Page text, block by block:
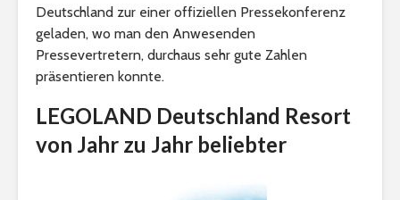
Deutschland zur einer offiziellen Pressekonferenz
geladen, wo man den Anwesenden
Pressevertretern, durchaus sehr gute Zahlen
präsentieren konnte.
LEGOLAND Deutschland Resort
von Jahr zu Jahr beliebter